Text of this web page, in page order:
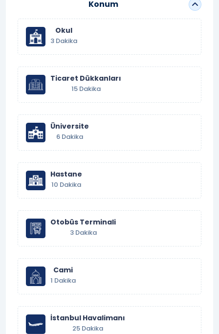
Konum
Okul
3 Dakika
Ticaret Dükkanları
15 Dakika
Üniversite
6 Dakika
Hastane
10 Dakika
Otobüs Terminali
3 Dakika
Cami
1 Dakika
İstanbul Havalimanı
25 Dakika